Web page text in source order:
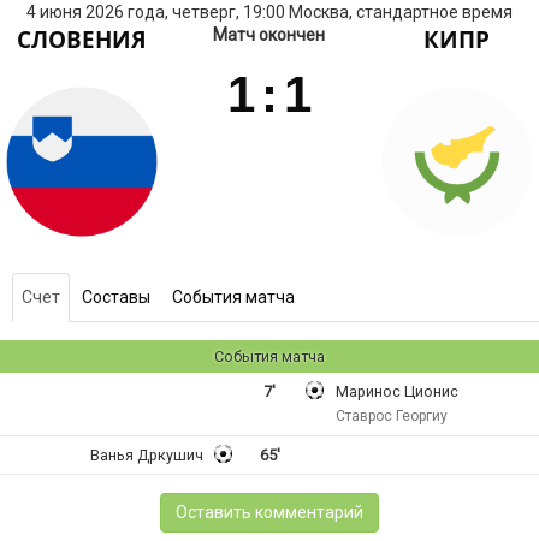
4 июня 2026 года, четверг, 19:00 Москва, стандартное время
СЛОВЕНИЯ Матч окончен
1: 1
КИПР
Счет Составы События матча
События матча
7'
Маринос Ционис
Ставрос Георгиу
65'
Ванья Дркушич
Оставить комментарий